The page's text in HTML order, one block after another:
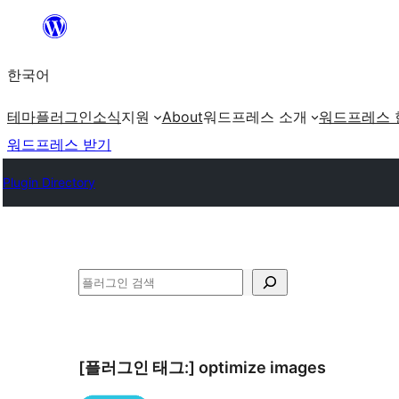
츠
로
로
가
한국어
테마플러그인소식지원 About워드프레스 소개 워드프레스
워드프레스 받기
Plugin Directory
검
[플러그인 태그:] optimize images